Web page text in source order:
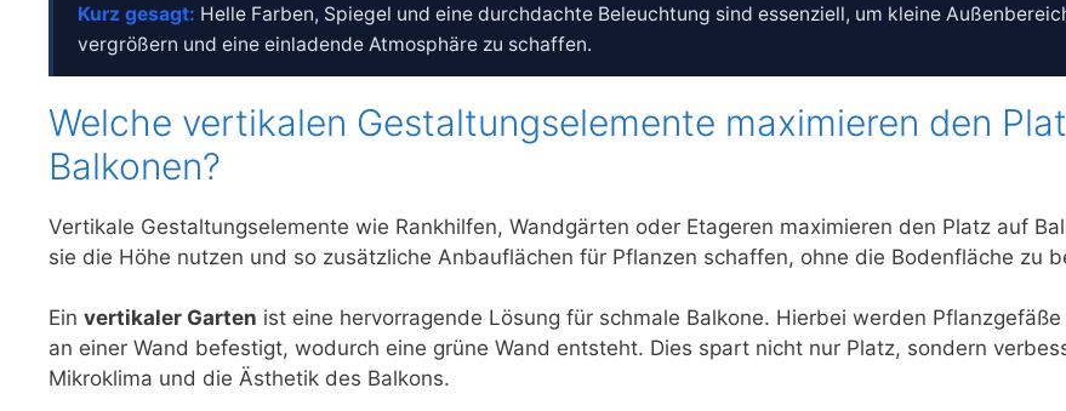
Kurz gesagt: Helle Farben, Spiegel und eine durchdachte Beleuchtung sind essenziell, um kleine
vergrößern und eine einladende Atmosphäre zu schaffen.
Welche vertikalen Gestaltungselemente maximieren den
Balkonen?
Vertikale Gestaltungselemente wie Rankhilfen, Wandgärten oder Etageren maximieren den Platz auf
sie die Höhe nutzen und so zusätzliche Anbauflächen für Pflanzen schaffen, ohne die Bodenfläche zu
Ein vertikaler Garten ist eine hervorragende Lösung für schmale Balkone. Hierbei werden
an einer Wand befestigt, wodurch eine grüne Wand entsteht. Dies spart nicht nur Platz, sondern
Mikroklima und die Ästhetik des Balkons.